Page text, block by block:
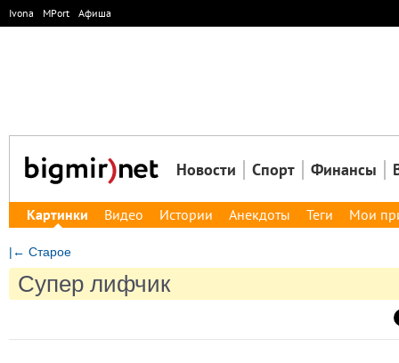
Ivona MPort Афиша
Новости Спорт Финансы
Картинки Видео Истории Анекдоты Теги Мои
|← Старое
Супер лифчик